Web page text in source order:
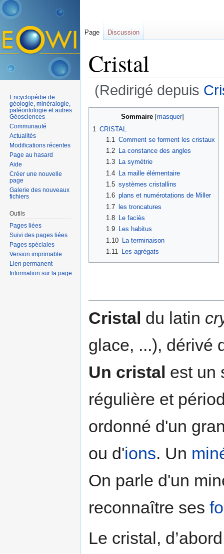
Cristal
(Redirigé depuis
Sommaire [masquer]
1 CRISTAL
1.1 Comment se forment les cristaux
1.2
La constance des angles
1.3
La symétrie
1.4 La maille élémentaire
1.5 systèmes cristallins
1.6 plans et numérotations de Miller
1.7 les troncatures
1.8
Le faciès
1.9
Les habitus
1.10 La terminaison
1.11
Les agrégats
Cristal du latin
glace, ...), dérivé
Un cristal est un
régulière et
ordonné d'un
ou d'ions. Un
On parle d'un
reconnaître ses
Le cristal,
Page Discussion
Encyclopédie de
géologie, minéralogie,
paléontologie et autres
Géosciences
Communauté
Actualités
Modifications récentes
Page au hasard
Aide
Créer une nouvelle
page
Galerie des nouveaux
fichiers
Outils
Pages liées
Suivi des pages liées
Pages spéciales
Version imprimable
Lien permanent
Information sur la page